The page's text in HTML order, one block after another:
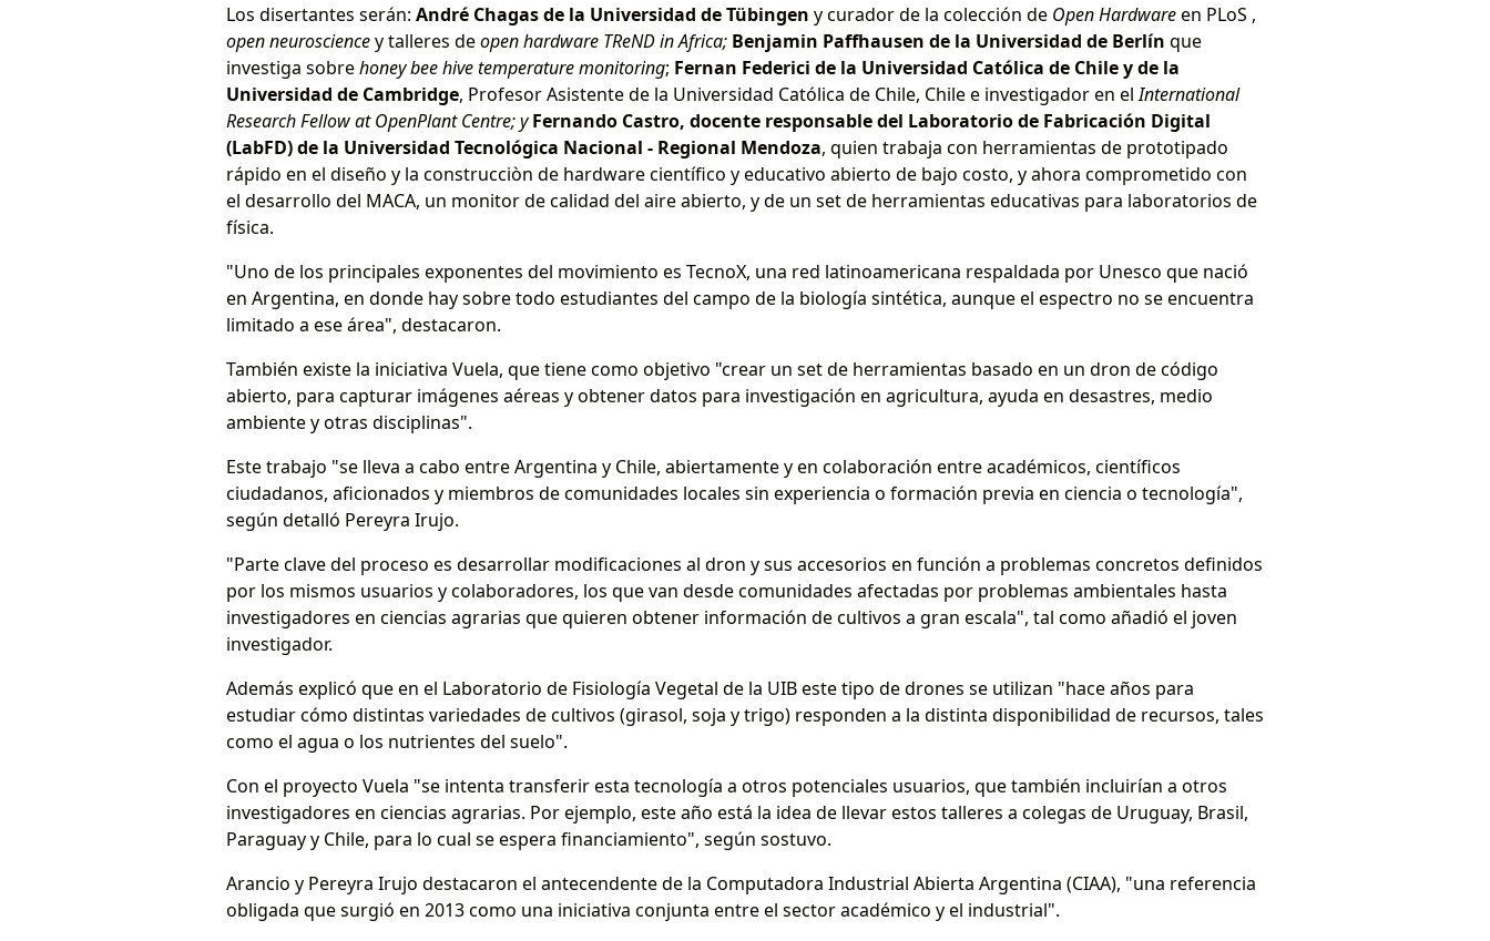
Los disertantes serán: André Chagas de la Universidad de Tübingen y curador de la colección de Open Hardwareen PLoS ,
open neurosciencey talleres deopen hardware TReND in Africa; Benjamin Paffhausen de la Universidad de Berlín que
investiga sobrehoney bee hive temperature monitoring; Fernan Federici de la Universidad Católica de Chile y de la
Universidad de Cambridge, Profesor Asistente de la Universidad Católica de Chile, Chile e investigador en elInternational
Research Fellow at OpenPlant Centre; yFernando Castro, docente responsable del Laboratorio de Fabricación Digital
(LabFD) de la Universidad Tecnológica Nacional - Regional Mendoza, quien trabaja con herramientas de prototipado
rápido en el diseño y la construcciòn de hardware científico y educativo abierto de bajo costo, y ahora comprometido con
el desarrollo del MACA, un monitor de calidad del aire abierto, y de un set de herramientas educativas para laboratorios de
física.
"Uno de los principales exponentes del movimiento es TecnoX, una red latinoamericana respaldada por Unesco que nació
en Argentina, en donde hay sobre todo estudiantes del campo de la biología sintética, aunque el espectro no se encuentra
limitado a ese área", destacaron.
También existe la iniciativa Vuela, que tiene como objetivo "crear un set de herramientas basado en un dron de código
abierto, para capturar imágenes aéreas y obtener datos para investigación en agricultura, ayuda en desastres, medio
ambiente y otras disciplinas".
Este trabajo "se lleva a cabo entre Argentina y Chile, abiertamente y en colaboración entre académicos, científicos
ciudadanos, aficionados y miembros de comunidades locales sin experiencia o formación previa en ciencia o tecnología",
según detalló Pereyra Irujo.
"Parte clave del proceso es desarrollar modificaciones al dron y sus accesorios en función a problemas concretos definidos
por los mismos usuarios y colaboradores, los que van desde comunidades afectadas por problemas ambientales hasta
investigadores en ciencias agrarias que quieren obtener información de cultivos a gran escala", tal como añadió el joven
investigador.
Además explicó que en el Laboratorio de Fisiología Vegetal de la UIB este tipo de drones se utilizan "hace años para
estudiar cómo distintas variedades de cultivos (girasol, soja y trigo) responden a la distinta disponibilidad de recursos, tales
como el agua o los nutrientes del suelo".
Con el proyecto Vuela "se intenta transferir esta tecnología a otros potenciales usuarios, que también incluirían a otros
investigadores en ciencias agrarias. Por ejemplo, este año está la idea de llevar estos talleres a colegas de Uruguay, Brasil,
Paraguay y Chile, para lo cual se espera financiamiento", según sostuvo.
Arancio y Pereyra Irujo destacaron el antecendente de la Computadora Industrial Abierta Argentina (CIAA), "una referencia
obligada que surgió en 2013 como una iniciativa conjunta entre el sector académico y el industrial".